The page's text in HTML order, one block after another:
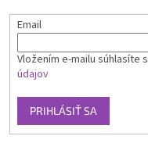
Email
Vložením e-mailu súhlasíte s
údajov
PRIHLÁSIŤ SA